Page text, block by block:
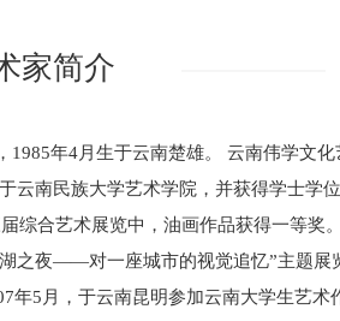
家简介
1985年4月生于云南楚雄。 云南伟学文化
云南民族大学艺术学院，并获得学士学位
综合艺术展览中，油画作品获得一等奖
之夜——对一座城市的视觉追忆”主题展
年5月，于云南昆明参加云南大学生艺术